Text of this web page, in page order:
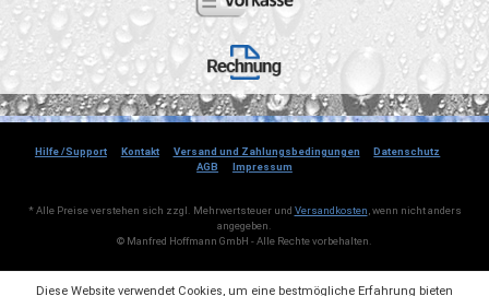
Hilfe /Support Kontakt Versand und Zahlungsbedingungen
Datenschutz
AGB
Impressum
* Alle Preise verstehen sich zzgl. Mehrwertsteuer und Versandkosten , wenn nicht anders
angegeben.
© Manfred Hoffmann GmbH - Alle Rechte vorbehalten.
Diese Website verwendet Cookies, um eine bestmögliche Erfahrung bieten